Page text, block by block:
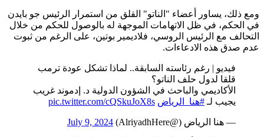
ومع ذلك، يساور أعضاء "الناتو" القلق من استمرار الرئيس جو بايدن
في الحكم، في ظل الاتهامات الموجهة له بالوصول للحكم من خلال
التحالف مع الرئيس الروسي، فلاديمير بوتين، على الرغم من ثبوت
عدم صدق هذه الادعاءات.
فيديو | رغم رئاسته السابقة.. لماذا تشكل عودة ترمب
قلقا لدول حلف الناتو؟
الأكاديمي والباحث في الشؤون الدولية د. إدموند غريب
يجيب لـ#هنا_الرياض pic.twitter.com/cQSkuJoX8s
— هنا الرياض (@AlriyadhHere) July 9, 2024